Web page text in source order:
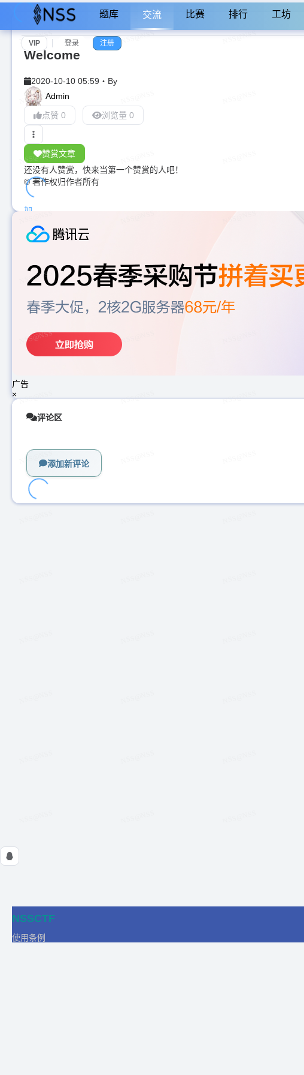
题库 交流 比赛 排行 工坊
VIP 登录 注册
Welcome
2020-10-10 05:59 ・ By
Admin
点赞 0
浏览量 0
赞赏文章
还没有人赞赏，快来当第一个赞赏的人吧！
© 著作权归作者所有
加
中...
广告
×
评论区
添加新评论
NSSCTF
使用条例